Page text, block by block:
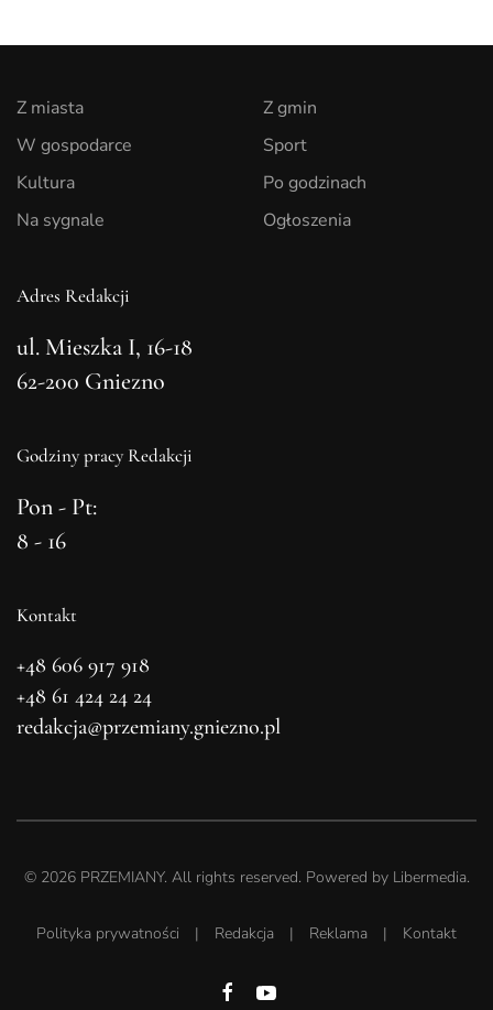
Z miasta
W gospodarce
Kultura
Na sygnale
Z gmin
Sport
Po godzinach
Ogłoszenia
Adres Redakcji
ul. Mieszka I, 16-18
62-200 Gniezno
Godziny pracy Redakcji
Pon - Pt:
8 - 16
Kontakt
+48 606 917 918
+48 61 424 24 24
redakcja@przemiany.gniezno.pl
© 2026PRZEMIANY. All rights reserved. Powered by Libermedia.
Polityka prywatności | Redakcja | Reklama | Kontakt